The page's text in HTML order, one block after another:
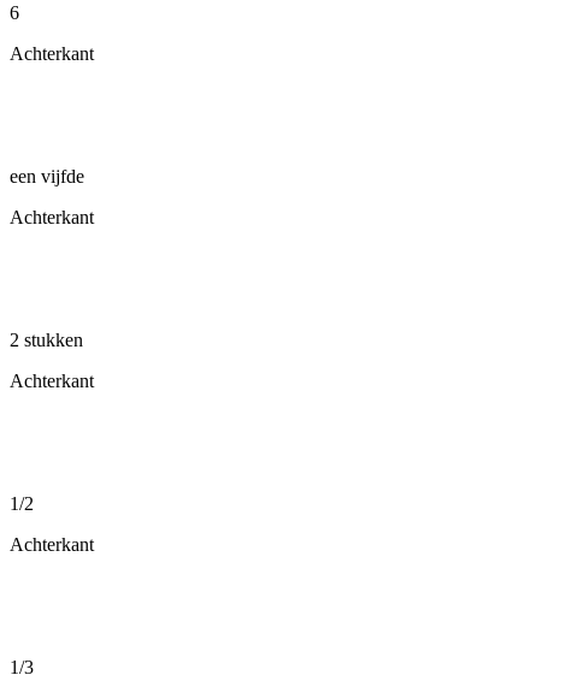
6
Achterkant
een vijfde
Achterkant
2 stukken
Achterkant
1/2
Achterkant
1/3